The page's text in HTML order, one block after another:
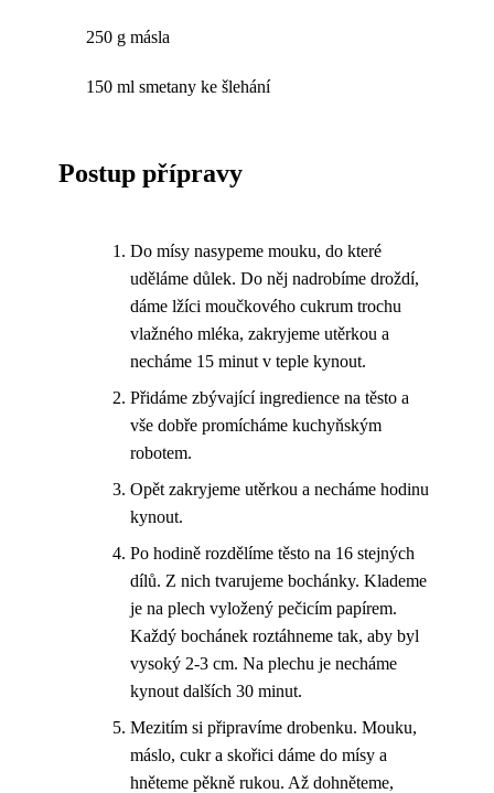
250 g másla
150 ml smetany ke šlehání
Postup přípravy
Do mísy nasypeme mouku, do které
uděláme důlek. Do něj nadrobíme droždí,
dáme lžíci moučkového cukrum trochu
vlažného mléka, zakryjeme utěrkou a
necháme 15 minut v teple kynout.
Přidáme zbývající ingredience na těsto a
vše dobře promícháme kuchyňským
robotem.
Opět zakryjeme utěrkou a necháme hodinu
kynout.
Po hodině rozdělíme těsto na 16 stejných
dílů. Z nich tvarujeme bochánky. Klademe
je na plech vyložený pečicím papírem.
Každý bochánek roztáhneme tak, aby byl
vysoký 2-3 cm. Na plechu je necháme
kynout dalších 30 minut.
Mezitím si připravíme drobenku. Mouku,
máslo, cukr a skořici dáme do mísy a
hněteme pěkně rukou. Až dohněteme,